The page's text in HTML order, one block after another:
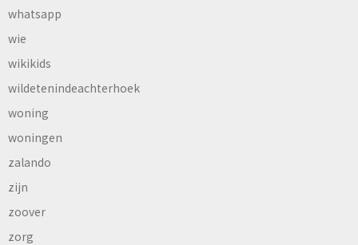
whatsapp
wie
wikikids
wildetenindeachterhoek
woning
woningen
zalando
zijn
zoover
zorg